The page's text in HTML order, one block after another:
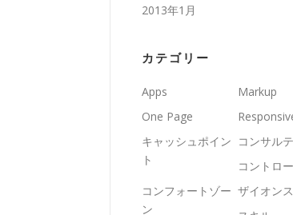
2013年1月
カテゴリー
Apps
Markup
One Page
キャッシュポイン
ト
コンサル
コントロ
コンフォートゾー
ン
ザイオン